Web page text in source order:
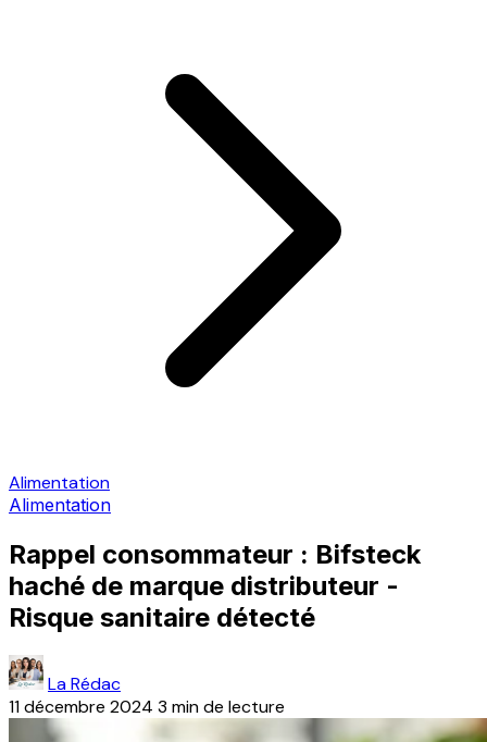
Alimentation
Alimentation
Rappel consommateur : Bifsteck
haché de marque distributeur -
Risque sanitaire détecté
La Rédac
11 décembre 2024 3 min de lecture